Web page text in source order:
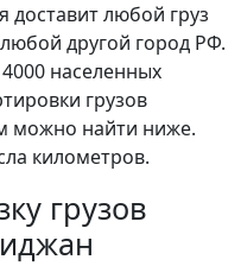
любой груз
другой город РФ.
населенных
грузов
можно найти ниже.
километров.
грузов